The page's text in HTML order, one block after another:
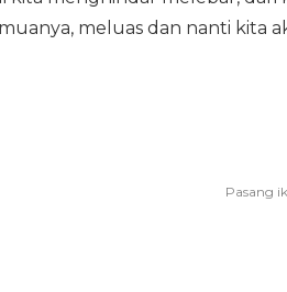
meluas dan nanti kita